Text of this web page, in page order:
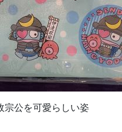
公を可愛らしい姿